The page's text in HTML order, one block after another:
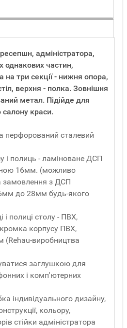
адміністратора,
однакових частин,
на три секції - нижня опора,
верхня - полка. Зовнішня
метал. Підійде для
салону краси.
перфорований сталевий
і полиць - ламіноване ДСП
16мм. (можливо
замовлення з ДСП
до 28мм будь-якого
і полиці столу - ПВХ,
корпусу ПВХ,
виробництва
заглушкою для
і комп'ютерних
індивідуального дизайну,
кольору,
стійки адміністратора